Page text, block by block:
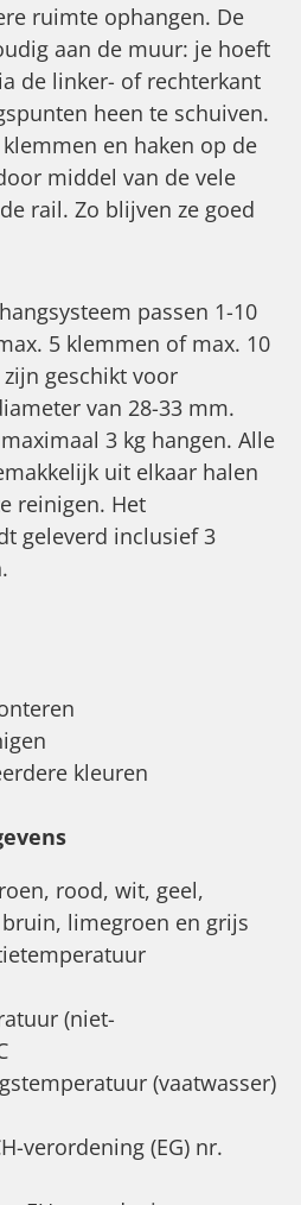
ruimte ophangen. De
aan de muur: je hoeft
de linker- of rechterkant
heen te schuiven.
en haken op de
middel van de vele
rail. Zo blijven ze goed
passen 1-10
5 klemmen of max. 10
geschikt voor
van 28-33 mm.
3 kg hangen. Alle
uit elkaar halen
reinigen. Het
geleverd inclusief 3
kleuren
rood, wit, geel,
limegroen en grijs
(niet-
(vaatwasser)
verordening (EG) nr.